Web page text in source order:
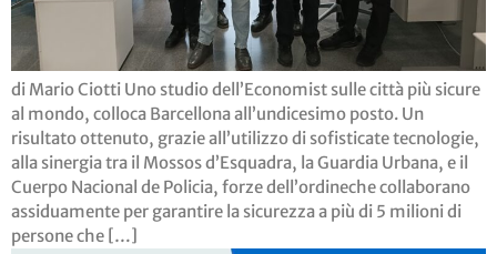
di Mario Ciotti Uno studio dell’Economist sulle città più sicure
al mondo, colloca Barcellona all’undicesimo posto. Un
risultato ottenuto, grazie all’utilizzo di sofisticate tecnologie,
alla sinergia tra il Mossos d’Esquadra, la Guardia Urbana, e il
Cuerpo Nacional de Policia, forze dell’ordineche collaborano
assiduamente per garantire la sicurezza a più di 5 milioni di
persone che […]